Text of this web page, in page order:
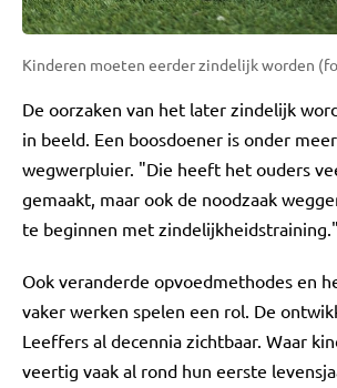
Kinderen moeten eerder zindelijk worden
De oorzaken van het later zindelijk
in beeld. Een boosdoener is onder
wegwerpluier. "Die heeft het ouders
gemaakt, maar ook de noodzaak
te beginnen met zindelijkheidstraining."
Ook veranderde opvoedmethodes en
vaker werken spelen een rol. De
Leeffers al decennia zichtbaar. Waar
veertig vaak al rond hun eerste